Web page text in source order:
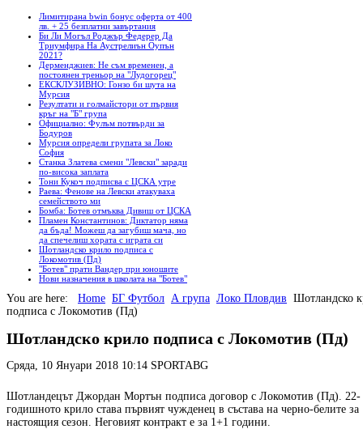
Лимитирана bwin бонус оферта от 400
лв. + 25 безплатни завъртания
Би Ли Могъл Роджър Федерер Да
Триумфира На Аустрелиън Оупън
2021?
Дерменджиев: Не съм временен, а
постоянен треньор на "Лудогорец"
ЕКСКЛУЗИВНО: Гонзо би шута на
Мурсия
Резултати и голмайстори от първия
кръг на "Б" група
Официално: Фулъм потвърди за
Бодуров
Мурсия определи групата за Локо
София
Станка Златева смени "Левски" заради
по-висока заплата
Тони Кукоч подписва с ЦСКА утре
Раева: Фенове на Левски атакуваха
семейството ми
Бомба: Ботев отмъква Дивиш от ЦСКА
Пламен Константинов: Диктатор няма
да бъда! Можеш да загубиш мача, но
да спечелиш хората с играта си
Шотландско крило подписа с
Локомотив (Пд)
"Ботев" прати Вандер при юношите
Нови назначения в школата на "Ботев"
You are here: Home БГ Футбол А група Локо Пловдив Шотландско
подписа с Локомотив (Пд)
Шотландско крило подписа с Локомотив (Пд)
Сряда, 10 Януари 2018 10:14 SPORTABG
Шотландецът Джордан Мортън подписа договор с Локомотив (Пд). 22-
годишното крило става първият чужденец в състава на черно-белите за
настоящия сезон. Неговият контракт е за 1+1 години.